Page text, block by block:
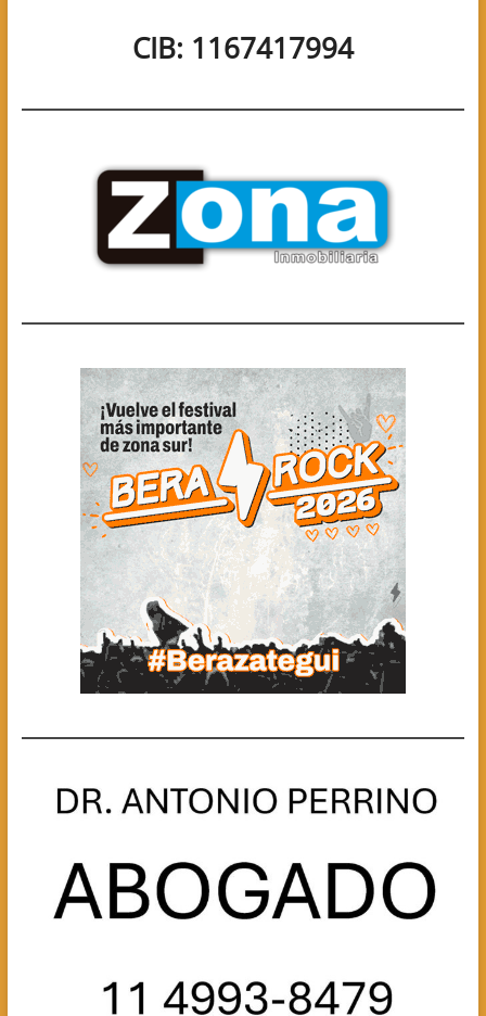
CIB: 1167417994